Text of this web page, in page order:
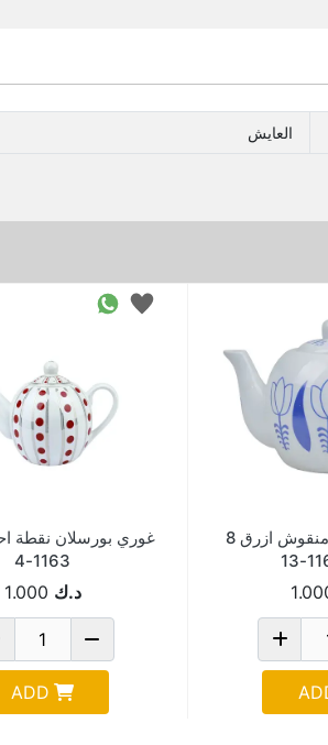
العايش
غوري بورسلان منقوش ازرق 8
1163-4
د.ك 1.000
ADD